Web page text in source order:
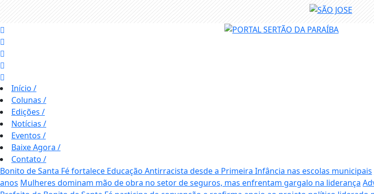
Início /
Colunas /
Edições /
Notícias /
Eventos /
Baixe Agora /
Contato /
Bonito de Santa Fé fortalece Educação Antirracista desde a Primeira Infância nas escolas municipais
anos Mulheres dominam mão de obra no setor de seguros, mas enfrentam gargalo na liderança